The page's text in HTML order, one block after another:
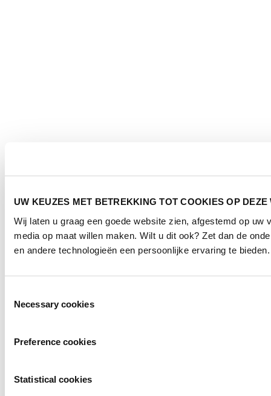
UW KEUZES MET BETREKKING TOT COOKIES OP DEZE
Wij laten u graag een goede website zien, afgestemd op
media op maat willen maken. Wilt u dit ook? Zet dan de
en andere technologieën een persoonlijke ervaring te bieden.
Necessary cookies
Preference cookies
Statistical cookies